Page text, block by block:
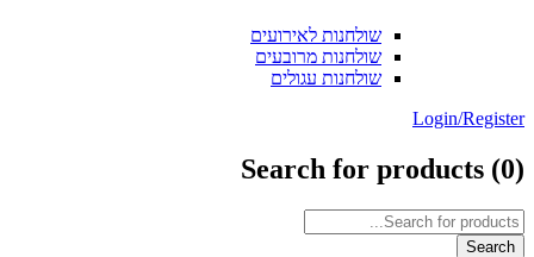
שולחנות לאירועים
שולחנות מרובעים
שולחנות עגולים
Login/
Search for